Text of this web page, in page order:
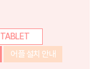
TABLET
어플 설치 안내